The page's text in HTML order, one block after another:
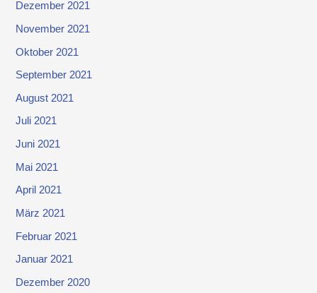
Dezember 2021
November 2021
Oktober 2021
September 2021
August 2021
Juli 2021
Juni 2021
Mai 2021
April 2021
März 2021
Februar 2021
Januar 2021
Dezember 2020